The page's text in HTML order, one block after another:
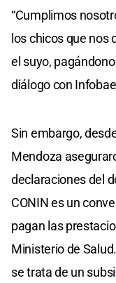
“Cumplimos
los chicos que nos
el suyo,
diálogo con
Sin embargo,
Mendoza
declaraciones del
CONIN es un
pagan las
Ministerio de
se trata de un